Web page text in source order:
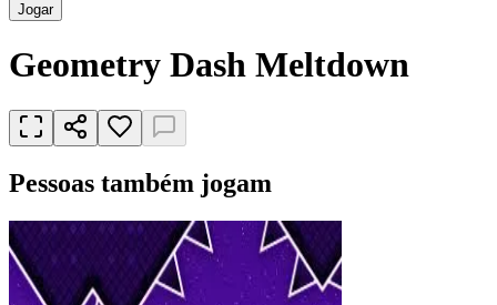
Jogar
Geometry Dash Meltdown
Pessoas também jogam